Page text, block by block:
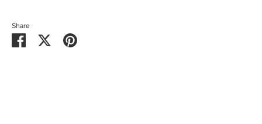
Share
Share
SharePin